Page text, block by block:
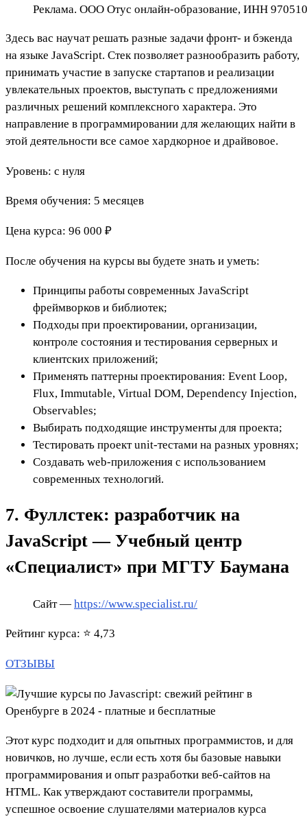
Реклама. ООО Отус онлайн-образование, ИНН
Здесь вас научат решать разные задачи фронт- и бэкенда
на языке JavaScript. Стек позволяет разнообразить работу,
принимать участие в запуске стартапов и реализации
увлекательных проектов, выступать с предложениями
различных решений комплексного характера. Это
направление в программировании для желающих найти в
этой деятельности все самое хардкорное и драйвовое.
Уровень: с нуля
Время обучения: 5 месяцев
Цена курса: 96 000 ₽
После обучения на курсы вы будете знать и уметь:
Принципы работы современных JavaScript
фреймворков и библиотек;
Подходы при проектировании, организации,
контроле состояния и тестирования серверных и
клиентских приложений;
Применять паттерны проектирования: Event Loop,
Flux, Immutable, Virtual DOM, Dependency Injection,
Observables;
Выбирать подходящие инструменты для проекта;
Тестировать проект unit-тестами на разных уровнях;
Создавать web-приложения с использованием
современных технологий.
7. Фуллстек: разработчик на
JavaScript — Учебный центр
«Специалист» при МГТУ Баумана
Сайт — https://www.specialist.ru/
Рейтинг курса: ⭐ 4,73
ОТЗЫВЫ
Этот курс подходит и для опытных программистов, и для
новичков, но лучше, если есть хотя бы базовые навыки
программирования и опыт разработки веб-сайтов на
HTML. Как утверждают составители программы,
успешное освоение слушателями материалов курса